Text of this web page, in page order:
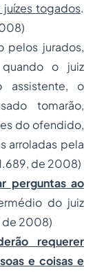
togados.
pelos jurados,
quando o juiz
assistente, o
tomarão,
do ofendido,
arroladas pela
de 2008)
perguntas ao
do juiz
de 2008)
requerer
e coisas e